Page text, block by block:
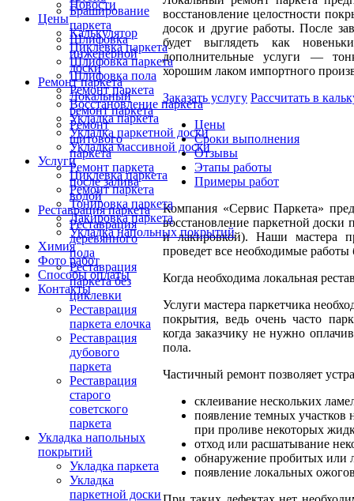
Новости
Цены
Калькулятор
Циклевка паркета
Шлифовка паркета
Шлифовка пола
Ремонт паркета
Восстановление паркета
Укладка паркета
Укладка паркетной доски
Укладка массивной доски
Услуги
Циклевка паркета
Ремонт паркета
Тонировка паркета
Лакировка паркета
Укладка напольных покрытий
Химия
Фото работ
Способы оплаты
Контакты
Браширование
паркета
Шлифовка
инженерной
доски
Ремонт паркета
Локальный
ремонт паркета
Ремонт
щитового
паркета
Ремонт паркета
после залива
водой
Реставрация паркета
Реставрация
деревянного
пола
Реставрация
паркета без
циклевки
Реставрация
паркета елочка
Реставрация
дубового
паркета
Реставрация
старого
советского
паркета
Укладка напольных
покрытий
Укладка паркета
Укладка
паркетной доски
восстановление целостности
досок и другие работы. После
будет выглядеть как
дополнительные услуги —
хорошим лаком импортного
Заказать услугу Рассчитать в
Цены
Сроки выполнения
Отзывы
Этапы работы
Примеры работ
Компания «Сервис Паркета»
восстановление паркетной
и лакировкой). Наши мастера
проведет все необходимые работы
Когда необходима локальная
Услуги мастера паркетчика
покрытия, ведь очень часто
когда заказчику не нужно
пола.
Частичный ремонт позволяет
склеивание нескольких
появление темных участков
при проливе некоторых
отход или расшатывание
обнаружение пробитых или
появление локальных